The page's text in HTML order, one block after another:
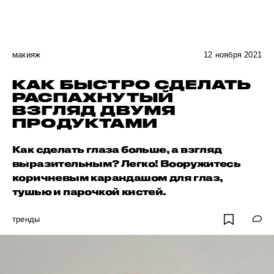
макияж 12 ноября 2021
КАК БЫСТРО СДЕЛАТЬ
РАСПАХНУТЫЙ
ВЗГЛЯД ДВУМЯ
ПРОДУКТАМИ
Как сделать глаза больше, а взгляд
выразительным? Легко! Вооружитесь
коричневым карандашом для глаз,
тушью и парочкой кистей.
тренды